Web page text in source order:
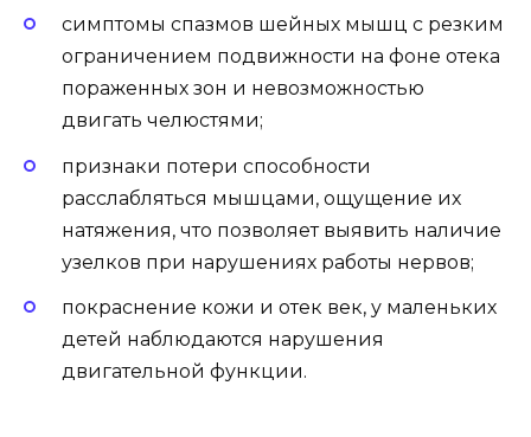
симптомы спазмов шейных мышц с резким
ограничением подвижности на фоне отека
пораженных зон и невозможностью
двигать челюстями;
признаки потери способности
расслабляться мышцами, ощущение их
натяжения, что позволяет выявить наличие
узелков при нарушениях работы нервов;
покраснение кожи и отек век, у маленьких
детей наблюдаются нарушения
двигательной функции.